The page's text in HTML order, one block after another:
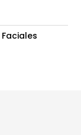
Faciales